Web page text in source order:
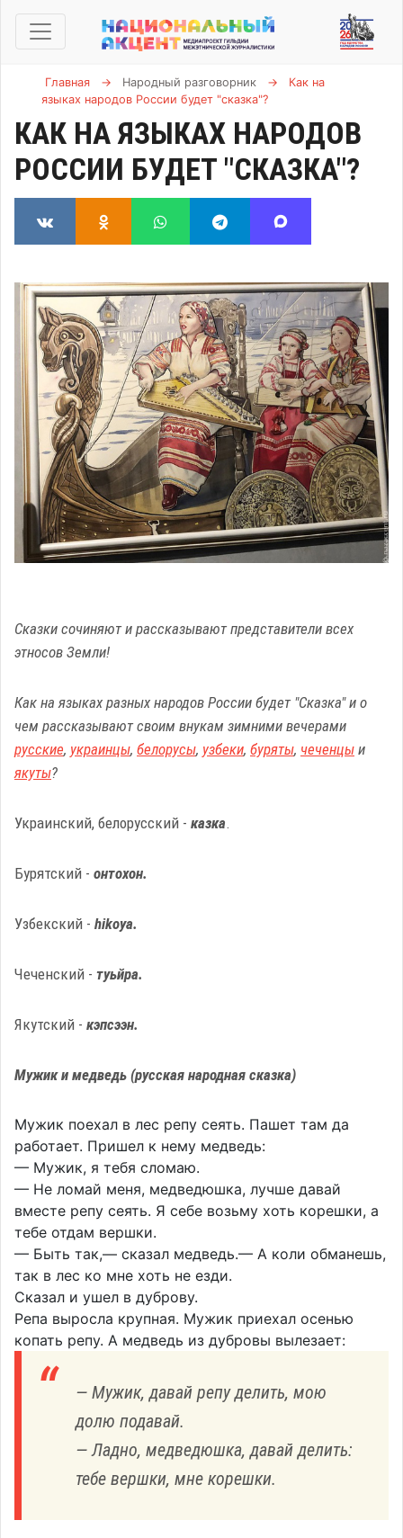
Главная → Народный разговорник →
Как на
языках народов России будет "сказка"?
КАК НА ЯЗЫКАХ НАРОДОВ
РОССИИ БУДЕТ "СКАЗКА"?
Сказки сочиняют и рассказывают представители всех
этносов Земли!
Как на языках разных народов России будет "Сказка" и о
чем рассказывают своим внукам зимними вечерами
русские, украинцы, белорусы, узбеки, буряты, чеченцы и
якуты?
Украинский, белорусский - казка.
Бурятский - онтохон.
Узбекский - hikoya.
Чеченский - туьйра.
Якутский - кэпсээн.
Мужик и медведь (русская народная сказка)
Мужик поехал в лес репу сеять. Пашет там да
работает. Пришел к нему медведь:
— Мужик, я тебя сломаю.
— Не ломай меня, медведюшка, лучше давай
вместе репу сеять. Я себе возьму хоть корешки, а
тебе отдам вершки.
— Быть так,— сказал медведь.— А коли обманешь,
так в лес ко мне хоть не езди.
Сказал и ушел в дуброву.
Репа выросла крупная. Мужик приехал осенью
копать репу. А медведь из дубровы вылезает:
— Мужик, давай репу делить, мою
долю подавай.
— Ладно, медведюшка, давай делить:
тебе вершки, мне корешки.